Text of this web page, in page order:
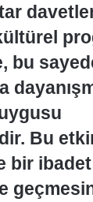
bu
Bu
bir